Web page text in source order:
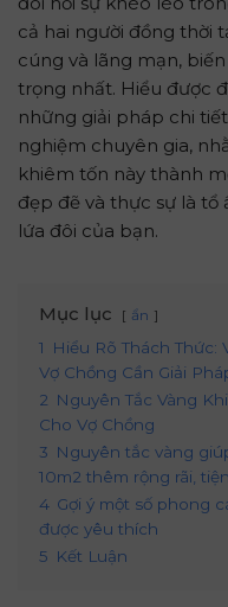
cả hai người đồng thời
cúng và lãng mạn,
trọng nhất. Hiểu được
những giải pháp chi
nghiệm chuyên gia,
khiêm tốn này thành
đẹp đẽ và thực sự là
lứa đôi của bạn.
Mục lục ẩn
1
Hiểu Rõ Thách Thức:
Vợ Chồng Cần Giải
2 Nguyên Tắc Vàng
Cho Vợ Chồng
3 Nguyên tắc vàng
10m2 thêm rộng rãi,
4 Gợi ý một số phong
được yêu thích
5 Kết Luận